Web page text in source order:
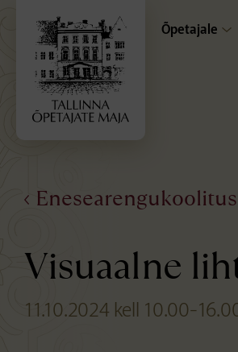
Õpetajale
Visuaalne
11.10.2024 kell 10.00-